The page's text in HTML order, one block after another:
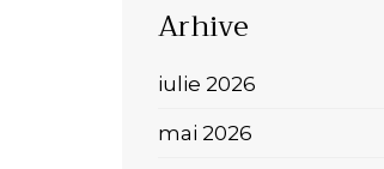
Arhive
iulie 2026
mai 2026